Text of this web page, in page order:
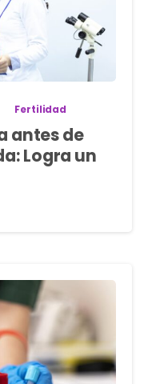
Fertilidad
antes de
Logra un